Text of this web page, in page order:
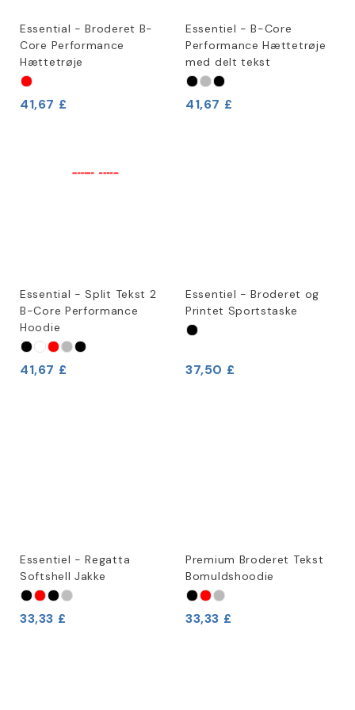
Essential - Broderet B-
Core Performance
Hættetrøje
41,67 £
Essentiel - B-Core
Performance Hættetrøje
med delt tekst
41,67 £
Essential - Split Tekst 2
B-Core Performance
Hoodie
41,67 £
Essentiel - Broderet og
Printet Sportstaske
37,50 £
Essentiel - Regatta
Softshell Jakke
33,33 £
Premium Broderet Tekst
Bomuldshoodie
33,33 £